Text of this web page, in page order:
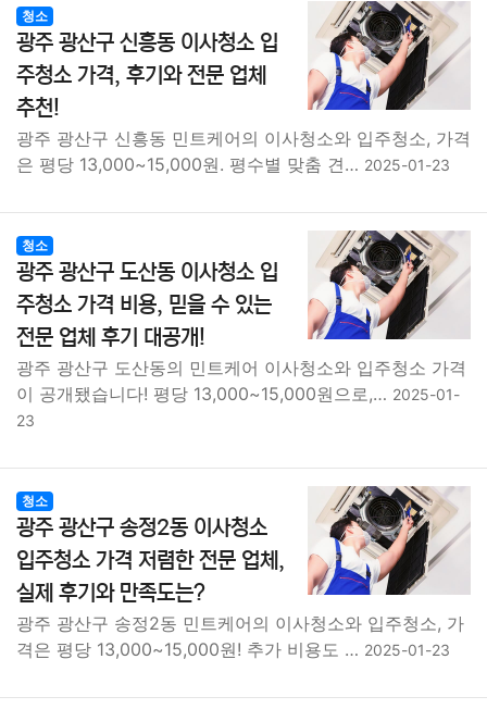
청소
광주 광산구 신흥동 이사청소 입
주청소 가격, 후기와 전문 업체
추천!
광주 광산구 신흥동 민트케어의 이사청소와 입주청소, 가격
은 평당 13,000~15,000원. 평수별 맞춤 견… 2025-01-23
청소
광주 광산구 도산동 이사청소 입
주청소 가격 비용, 믿을 수 있는
전문 업체 후기 대공개!
광주 광산구 도산동의 민트케어 이사청소와 입주청소 가격
이 공개됐습니다! 평당 13,000~15,000원으로,… 2025-01-
23
청소
광주 광산구 송정2동 이사청소
입주청소 가격 저렴한 전문 업체,
실제 후기와 만족도는?
광주 광산구 송정2동 민트케어의 이사청소와 입주청소, 가
격은 평당 13,000~15,000원! 추가 비용도 … 2025-01-23